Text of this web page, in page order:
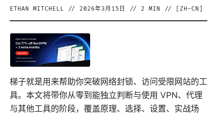
ETHAN MITCHELL // 2026年3月15日 // 2 MIN // [ ZH-CN
梯子就是用来帮助你突破网络封锁、访问受限网站的工
具。本文将带你从零到能独立判断与使用 VPN、代理
与其他工具的阶段，覆盖原理、选择、设置、实战场